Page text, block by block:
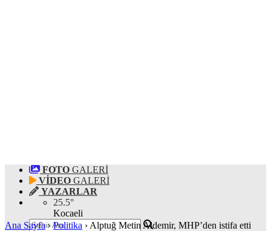
FOTO GALERİ
VİDEO GALERİ
YAZARLAR
25.5°
Kocaeli
Ana Sayfa›Politika › Alptuğ Metin Aldemir, MHP’den istifa etti